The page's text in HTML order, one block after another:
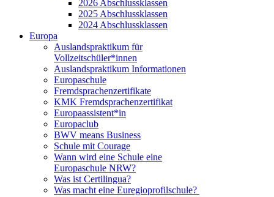
2026 Abschlussklassen
2025 Abschlussklassen
2024 Abschlussklassen
Europa
Auslandspraktikum für
Vollzeitschüler*innen
Auslandspraktikum Informationen
Europaschule
Fremdsprachenzertifikate
KMK Fremdsprachenzertifikat
Europaassistent*in
Europaclub
BWV means Business
Schule mit Courage
Wann wird eine Schule eine
Europaschule NRW?
Was ist Certilingua?
Was macht eine Euregioprofilschule?